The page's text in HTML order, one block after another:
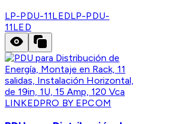
LP-PDU-11LEDLP-PDU-
11LED
LINKEDPRO BY EPCOM